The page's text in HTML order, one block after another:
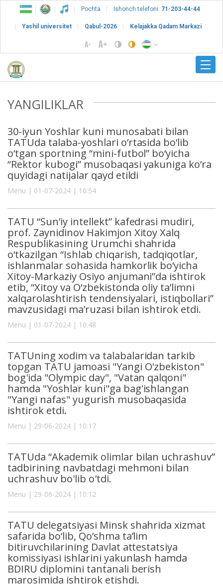
Pochta Ishonch telefoni: 71-203-44-44
Yashil universitet Qabul-2026 Kelajakka Qadam Markazi
YANGILIKLAR
30-iyun Yoshlar kuni munosabati bilan
TATUda talaba-yoshlari o‘rtasida bo‘lib
o‘tgan sportning “mini-futbol” bo‘yicha
“Rektor kubogi” musobaqasi yakuniga ko‘ra
quyidagi natijalar qayd etildi
Menu | 01-07-2024 | 10:54
TATU “Sun’iy intellekt” kafedrasi mudiri,
prof. Zaynidinov Hakimjon Xitoy Xalq
Respublikasining Urumchi shahrida
o‘tkazilgan “Ishlab chiqarish, tadqiqotlar,
ishlanmalar sohasida hamkorlik bo‘yicha
Xitoy-Markaziy Osiyo anjumani”da ishtirok
etib, “Xitoy va O‘zbekistonda oliy ta’limni
xalqarolashtirish tendensiyalari, istiqbollari”
mavzusidagi ma’ruzasi bilan ishtirok etdi.
Menu | 01-07-2024 | 10:48
TATUning xodim va talabalaridan tarkib
topgan TATU jamoasi "Yangi O'zbekiston"
bog'ida "Olympic day", "Vatan qalqoni"
hamda "Yoshlar kuni"ga bagʻishlangan
"Yangi nafas" yugurish musobaqasida
ishtirok etdi.
Menu | 29-06-2024 | 10:17
TATUda “Akademik olimlar bilan uchrashuv”
tadbirining navbatdagi mehmoni bilan
uchrashuv bo'lib o'tdi.
Menu | 29-06-2024 | 10:12
TATU delegatsiyasi Minsk shahrida xizmat
safarida bo‘lib, Qo‘shma ta’lim
bitiruvchilarining Davlat attestatsiya
komissiyasi ishlarini yakunlash hamda
BDIRU diplomini tantanali berish
marosimida ishtirok etishdi.